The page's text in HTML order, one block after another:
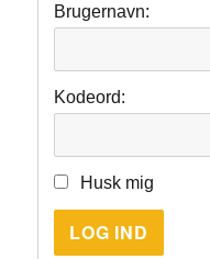
Brugernavn:
Kodeord:
Husk mig
LOG IND